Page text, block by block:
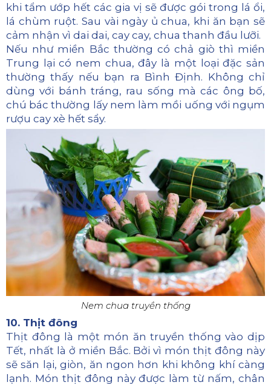
khi tẩm ướp hết các gia vị sẽ được gói trong lá ổi,
lá chùm ruột. Sau vài ngày ủ chua, khi ăn bạn sẽ
cảm nhận vì dai dai, cay cay, chua thanh đầu lưỡi.
Nếu như miền Bắc thường có chả giò thì miền
Trung lại có nem chua, đây là một loại đặc sản
thường thấy nếu bạn ra Bình Định. Không chỉ
dùng với bánh tráng, rau sống mà các ông bố,
chú bác thường lấy nem làm mồi uống với ngụm
rượu cay xè hết sẩy.
Nem chua truyền thống
10. Thịt đông
Thịt đông là một món ăn truyền thống vào dịp
Tết, nhất là ở miền Bắc. Bởi vì món thịt đông này
sẽ săn lại, giòn, ăn ngon hơn khi không khí càng
lạnh. Món thịt đông này được làm từ nấm, chân